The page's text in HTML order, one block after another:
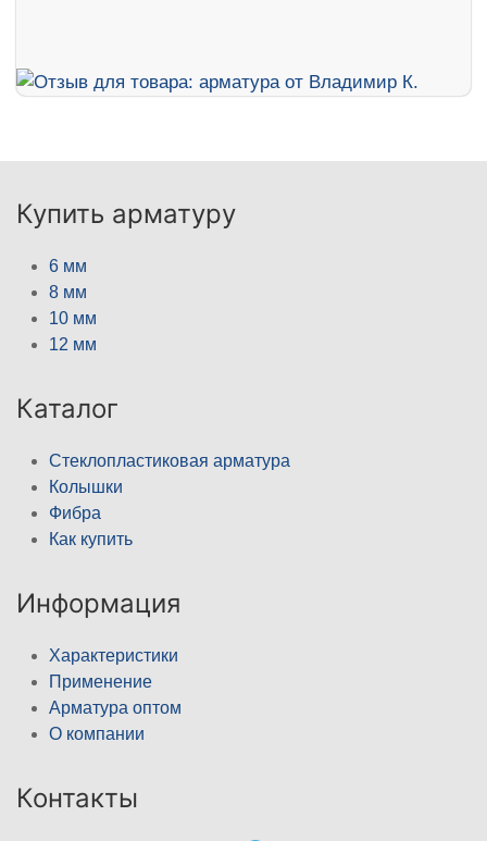
Купить арматуру
6 мм
8 мм
10 мм
12 мм
Каталог
Стеклопластиковая арматура
Колышки
Фибра
Как купить
Информация
Характеристики
Применение
Арматура оптом
О компании
Контакты